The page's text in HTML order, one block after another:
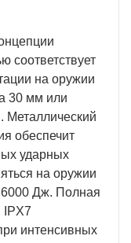
соответствует
на оружии
30 мм или
Металлический
обеспечит
ударных
на оружии
6000 Дж. Полная
IPХ7
интенсивных